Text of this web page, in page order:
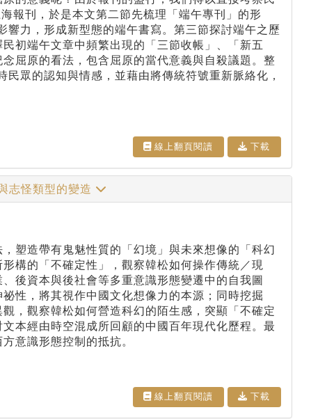
報刊，於是本文第二節先梳理「端午專刊」的形
響力，形成新型態的端午書寫。第三節探討端午之歷
初端午文章中頻繁出現的「三節收帳」、「新五
屈原的看法，包含屈原的當代意義與自殺議題。整
眾的認知與情感，並藉由將傳統符號重新脈絡化，
線上翻⾴閱讀 下載
志怪類型的變造
塑造帶有鬼魅性質的「幻境」與未來想像的「科幻
構的「不確定性」，觀察韓松如何操作傳統／現
後資本與後社會等多重意識形態變遷中的自我圖
性，將其視作中國文化想像力的本源；同時挖掘
，觀察韓松如何營造科幻的陌生感，突顯「不確定
本經由時空混成所回顧的中國百年現代化歷程。最
意識形態控制的抵抗。
線上翻⾴閱讀 下載